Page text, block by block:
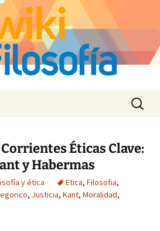
Buscar:
Éticas Clave:
y Habermas
y ética Etica, Filosofia,
, Justicia, Kant, Moralidad,